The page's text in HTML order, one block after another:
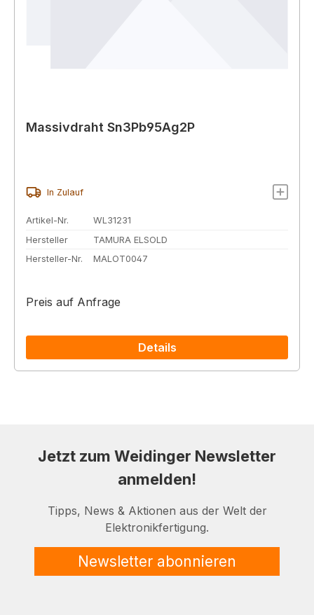
Massivdraht Sn3Pb95Ag2P
In Zulauf
Artikel-Nr.
WL31231
Hersteller
TAMURA ELSOLD
Hersteller-Nr.
MALOT0047
Preis auf Anfrage
Details
Jetzt zum Weidinger Newsletter
anmelden!
Tipps, News & Aktionen aus der Welt der
Elektronikfertigung.
Newsletter abonnieren